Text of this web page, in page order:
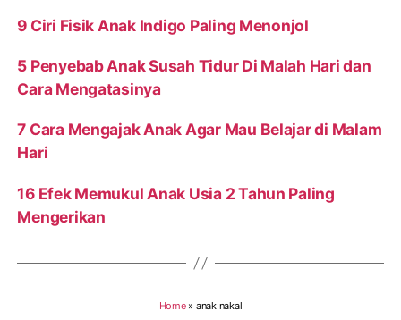
9 Ciri Fisik Anak Indigo Paling Menonjol
5 Penyebab Anak Susah Tidur Di Malah Hari dan
Cara Mengatasinya
7 Cara Mengajak Anak Agar Mau Belajar di Malam
Hari
16 Efek Memukul Anak Usia 2 Tahun Paling
Mengerikan
Home» anak nakal